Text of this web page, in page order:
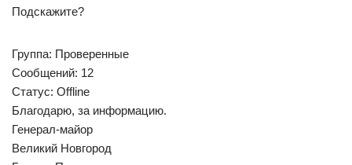
Подскажите?
Группа: Проверенные
Сообщений: 12
Статус: Offline
Благодарю, за информацию.
Генерал-майор
Великий Новгород